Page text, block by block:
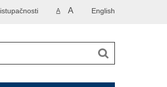
English
A A